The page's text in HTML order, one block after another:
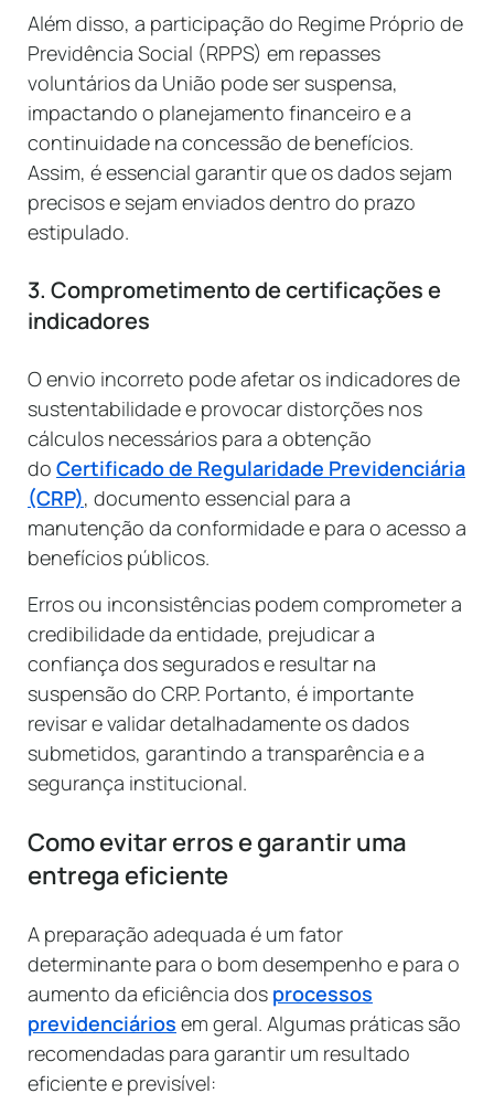
Além disso, a participação do Regime Próprio de
Previdência Social (RPPS) em repasses
voluntários da União pode ser suspensa,
impactando o planejamento financeiro e a
continuidade na concessão de benefícios.
Assim, é essencial garantir que os dados sejam
precisos e sejam enviados dentro do prazo
estipulado.
3. Comprometimento de certificações e
indicadores
O envio incorreto pode afetar os indicadores de
sustentabilidade e provocar distorções nos
cálculos necessários para a obtenção
do Certificado de Regularidade Previdenciária
(CRP), documento essencial para a
manutenção da conformidade e para o acesso a
benefícios públicos.
Erros ou inconsistências podem comprometer a
credibilidade da entidade, prejudicar a
confiança dos segurados e resultar na
suspensão do CRP. Portanto, é importante
revisar e validar detalhadamente os dados
submetidos, garantindo a transparência e a
segurança institucional.
Como evitar erros e garantir uma
entrega eficiente
A preparação adequada é um fator
determinante para o bom desempenho e para o
aumento da eficiência dos processos
previdenciários em geral. Algumas práticas são
recomendadas para garantir um resultado
eficiente e previsível: